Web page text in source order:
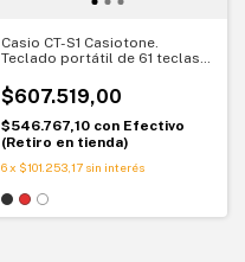
Casio CT-S1 Casiotone.
Teclado portátil de 61 teclas
$607.519,00
$546.767,10 con Efectivo
(Retiro en tienda)
6 x $101.253,17 sin interés